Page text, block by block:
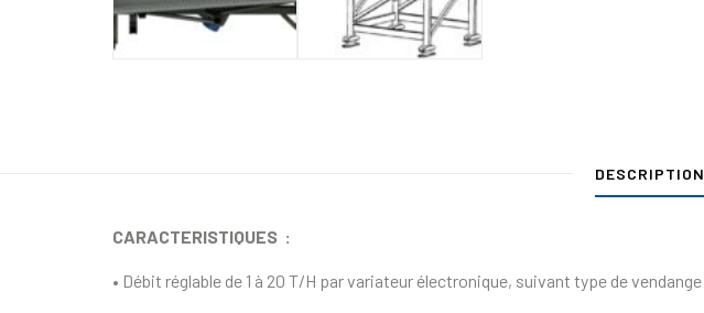
DESCRIPTION
CARACTERISTIQUES :
• Débit réglable de 1 à 20 T/H par variateur électronique, suivant type de vendange